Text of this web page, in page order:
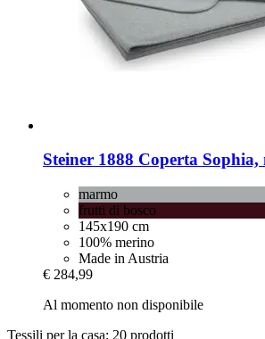
Steiner 1888 Coperta Sophia,
marmo
frutti di bosco
145x190 cm
100% merino
Made in Austria
€ 284,99
Al momento non disponibile
Tessili per la casa: 20 prodotti